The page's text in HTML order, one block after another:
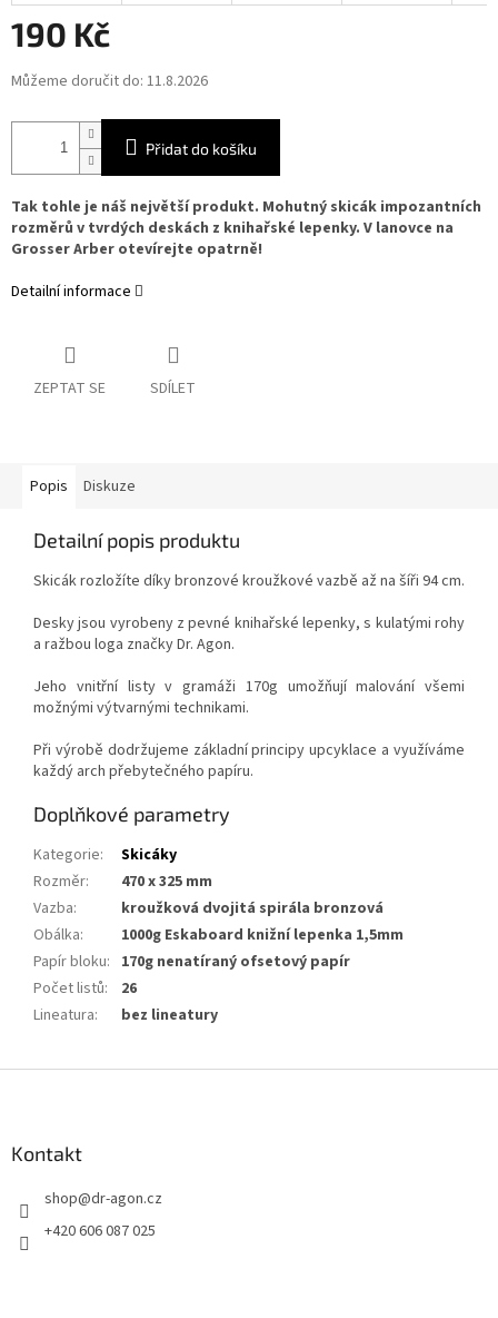
190 Kč
Měrná
cena:
Můžeme doručit do: 11.8.2026
Přidat do košíku
Tak tohle je náš největší produkt. Mohutný skicák impozantních
rozměrů v tvrdých deskách z knihařské lepenky. V lanovce na
Grosser Arber otevírejte opatrně!
Detailní informace
ZEPTAT SE SDÍLET
Popis Diskuze
Detailní popis produktu
Skicák rozložíte díky bronzové kroužkové vazbě až na šíři 94 cm.
Desky jsou vyrobeny z pevné knihařské lepenky, s kulatými rohy
a ražbou loga značky Dr. Agon.
Jeho vnitřní listy v gramáži 170g umožňují malování všemi
možnými výtvarnými technikami.
Při výrobě dodržujeme základní principy upcyklace a využíváme
každý arch přebytečného papíru.
Doplňkové parametry
Kategorie:
Skicáky
Rozměr:
470 x 325 mm
Vazba:
kroužková dvojitá spirála bronzová
Obálka:
1000g Eskaboard knižní lepenka 1,5mm
Papír bloku: 170g nenatíraný ofsetový papír
Počet listů:
26
Lineatura: bez lineatury
Kontakt
shop@dr-agon.cz
+420 606 087 025